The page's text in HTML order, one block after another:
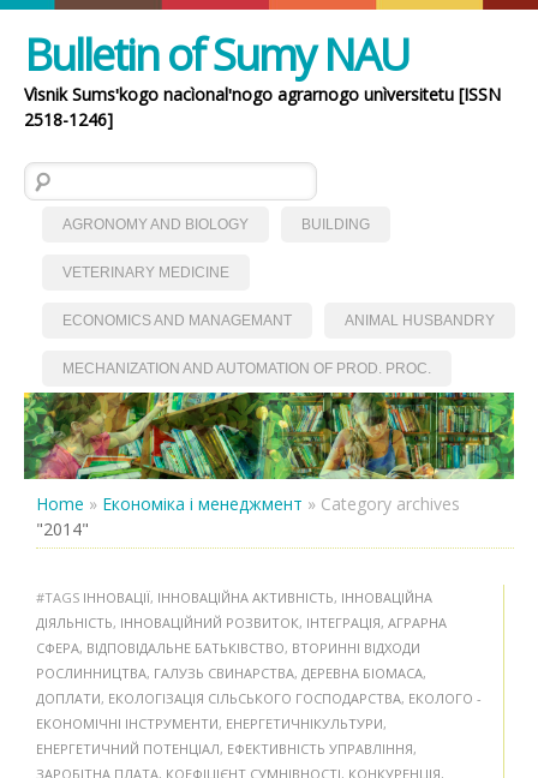
Bulletin of Sumy NAU
Vìsnik Sumsʹkogo nacìonalʹnogo agrarnogo unìversitetu [ISSN
2518-1246]
Search for:
AGRONOMY AND BIOLOGY BUILDING
VETERINARY MEDICINE
ECONOMICS AND MANAGEMANT ANIMAL HUSBANDRY
MECHANIZATION AND AUTOMATION OF PROD. PROC.
Home » Економіка і менеджмент » Category archives
"2014"
#TAGS ІННОВАЦІЇ, ІННОВАЦІЙНА АКТИВНІСТЬ, ІННОВАЦІЙНА
ДІЯЛЬНІСТЬ, ІННОВАЦІЙНИЙ РОЗВИТОК, ІНТЕГРАЦІЯ, АГРАРНА
СФЕРА, ВІДПОВІДАЛЬНЕ БАТЬКІВСТВО, ВТОРИННІ ВІДХОДИ
РОСЛИННИЦТВА, ГАЛУЗЬ СВИНАРСТВА, ДЕРЕВНА БІОМАСА,
ДОПЛАТИ, ЕКОЛОГІЗАЦІЯ СІЛЬСЬКОГО ГОСПОДАРСТВА, ЕКОЛОГО -
ЕКОНОМІЧНІ ІНСТРУМЕНТИ, ЕНЕРГЕТИЧНІКУЛЬТУРИ,
ЕНЕРГЕТИЧНИЙ ПОТЕНЦІАЛ, ЕФЕКТИВНІСТЬ УПРАВЛІННЯ,
ЗАРОБІТНА ПЛАТА, КОЕФІЦІЄНТ СУМНІВНОСТІ, КОНКУРЕНЦІЯ,